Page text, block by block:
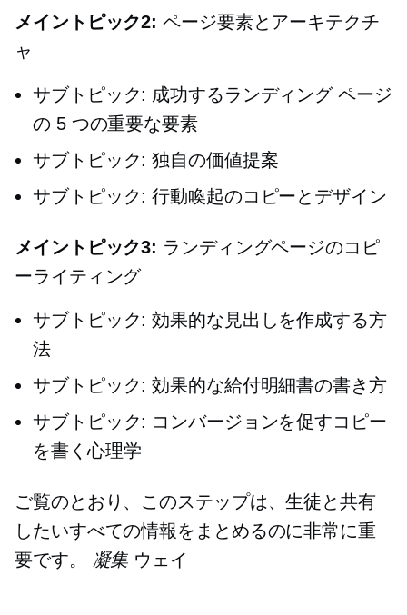
メイントピック2: ページ要素とアーキテクチ
ャ
サブトピック: 成功するランディング ページ
の 5 つの重要な要素
サブトピック: 独自の価値提案
サブトピック: 行動喚起のコピーとデザイン
メイントピック3: ランディングページのコピ
ーライティング
サブトピック: 効果的な見出しを作成する方
法
サブトピック: 効果的な給付明細書の書き方
サブトピック: コンバージョンを促すコピー
を書く心理学
ご覧のとおり、このステップは、生徒と共有
したいすべての情報をまとめるのに非常に重
要です。 凝集 ウェイ